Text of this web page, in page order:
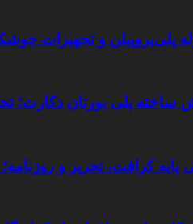
پلی‌پروپیلن و تجهیزات
ساخته پلی یورتان
پایه کرافت، تحریر و